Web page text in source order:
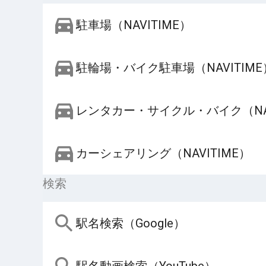
駐車場（NAVITIME）
駐輪場・バイク駐車場（NAVITIME
レンタカー・サイクル・バイク（
カーシェアリング（NAVITIME）
検索
駅名検索（Google）